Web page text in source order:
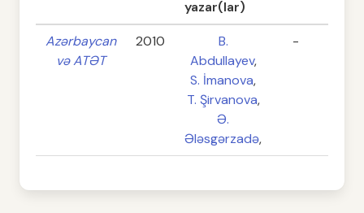
yazar(lar)
Azərbaycan
və ATƏT
2010
B.
Abdullayev,
S. İmanova,
T. Şirvanova,
Ə.
Ələsgərzadə,
-